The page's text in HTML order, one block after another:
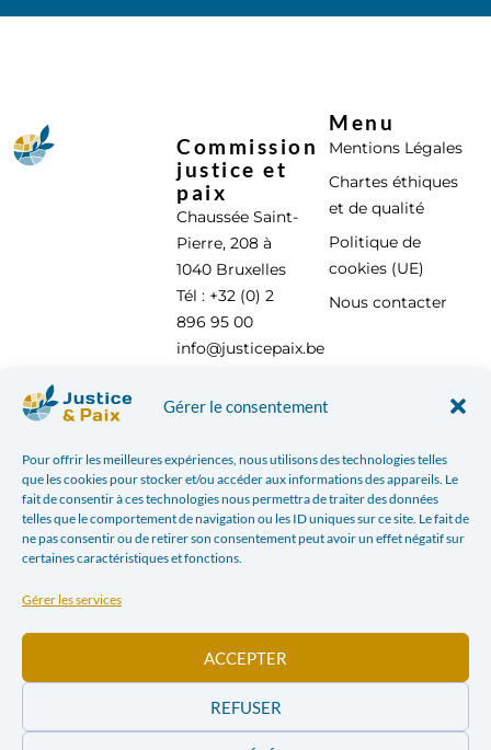
Gérer le consentement
Pour offrir les meilleures expériences, nous utilisons des technologies telles
que les cookies pour stocker et/ou accéder aux informations des appareils. Le
fait de consentir à ces technologies nous permettra de traiter des données
telles que le comportement de navigation ou les ID uniques sur ce site. Le fait de
ne pas consentir ou de retirer son consentement peut avoir un effet négatif sur
certaines caractéristiques et fonctions.
Gérer les services
ACCEPTER
REFUSER
Commission
justice et
paix
Chaussée Saint-
Pierre, 208 à
1040 Bruxelles
Tél : +32 (0) 2
896 95 00
info@justicepaix.be
Menu
Mentions Légales
Chartes éthiques
et de qualité
Politique de
cookies (UE)
Nous contacter
POLITIQUE DE CONFIDENTIALITÉ| JUSTICE & PAIX – CHAUSSÉE SAINT-PIERRE, 208 À 1040